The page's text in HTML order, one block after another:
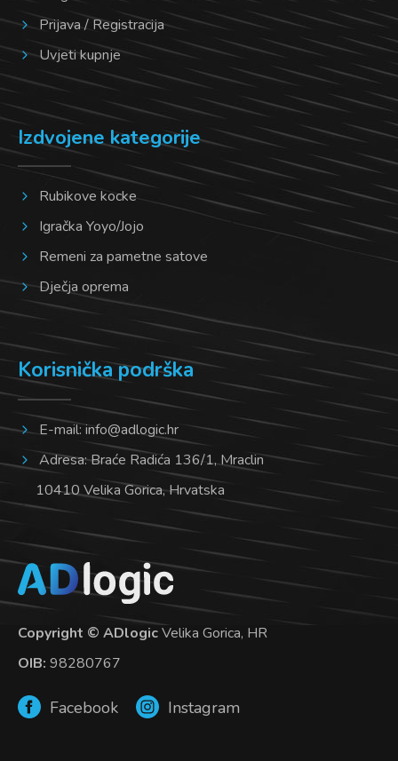
Prijava / Registracija
Uvjeti kupnje
Izdvojene kategorije
Rubikove kocke
Igračka Yoyo/Jojo
Remeni za pametne satove
Dječja oprema
Korisnička podrška
E-mail:info@adlogic.hr
Adresa: Braće Radića 136/1, Mraclin
10410 Velika Gorica, Hrvatska
Copyright © ADlogicVelika Gorica, HR
OIB: 98280767
Facebook Instagram